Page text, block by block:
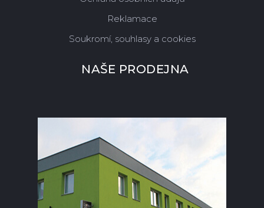
Reklamace
Soukromí, souhlasy a cookies
NAŠE PRODEJNA